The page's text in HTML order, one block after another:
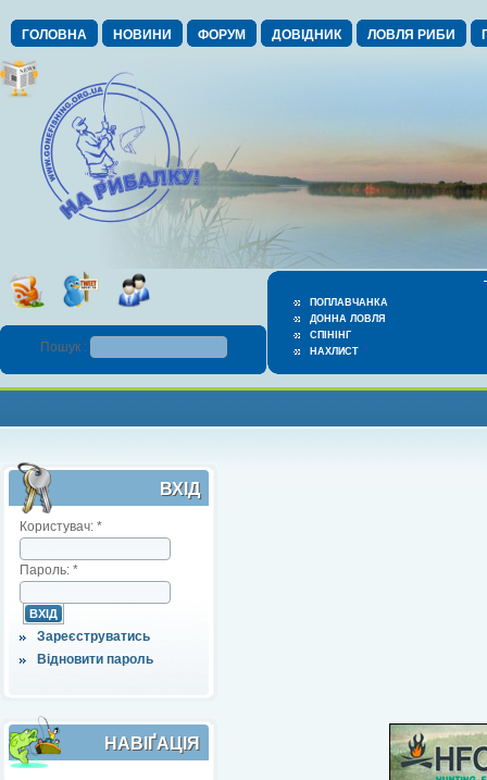
ГОЛОВНА НОВИНИ ФОРУМ ДОВІДНИК ЛОВЛЯ РИБИ
ПОПЛАВЧАНКА
ДОННА ЛОВЛЯ
СПІНІНГ
НАХЛИСТ
Пошук :
ВХІД
Користувач: *
Пароль: *
Зареєструватись
Відновити пароль
НАВІҐАЦІЯ